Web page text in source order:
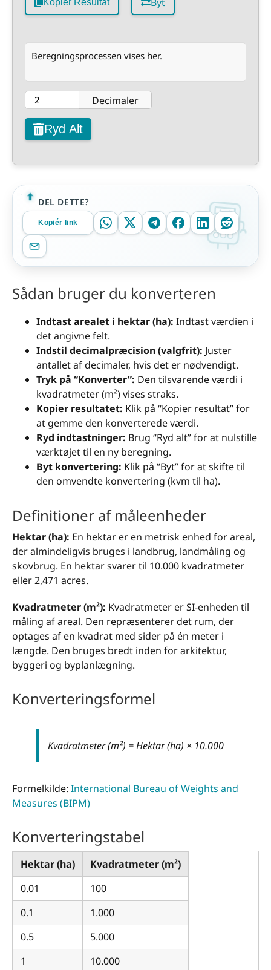
Kopier Resultat
Beregningsprocessen vises her.
Decimaler
Ryd Alt
DEL DETTE?
Kopiér link
Sådan bruger du konverteren
Indtast arealet i hektar (ha): Indtast værdien i
det angivne felt.
Indstil decimalpræcision (valgfrit): Juster
antallet af decimaler, hvis det er nødvendigt.
Tryk på “Konverter”: Den tilsvarende værdi i
kvadratmeter (m²) vises straks.
Kopier resultatet: Klik på “Kopier resultat” for
at gemme den konverterede værdi.
Ryd indtastninger: Brug “Ryd alt” for at nulstille
værktøjet til en ny beregning.
Byt konvertering: Klik på “Byt” for at skifte til
den omvendte konvertering (kvm til ha).
Definitioner af måleenheder
Hektar (ha): En hektar er en metrisk enhed for areal,
der almindeligvis bruges i landbrug, landmåling og
skovbrug. En hektar svarer til 10.000 kvadratmeter
eller 2,471 acres.
Kvadratmeter (m²): Kvadratmeter er SI-enheden til
måling af areal. Den repræsenterer det rum, der
optages af en kvadrat med sider på én meter i
længde. Den bruges bredt inden for arkitektur,
byggeri og byplanlægning.
Konverteringsformel
Kvadratmeter (m²) = Hektar (ha) × 10.000
Formelkilde: International Bureau of Weights and
Measures (BIPM)
Konverteringstabel
Hektar (ha)
Kvadratmeter (m²)
0.01
100
0.1
1.000
0.5
5.000
1
10.000